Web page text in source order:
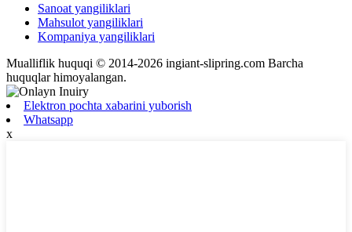
Sanoat yangiliklari
Mahsulot yangiliklari
Kompaniya yangiliklari
Mualliflik huquqi © 2014-2026 ingiant-slipring.com Barcha
huquqlar himoyalangan.
Elektron pochta xabarini yuborish
Whatsapp
x